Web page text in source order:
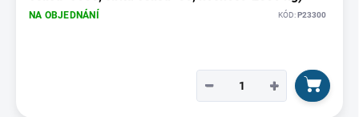
NA OBJEDNÁNÍ KÓD:P23300
+
−